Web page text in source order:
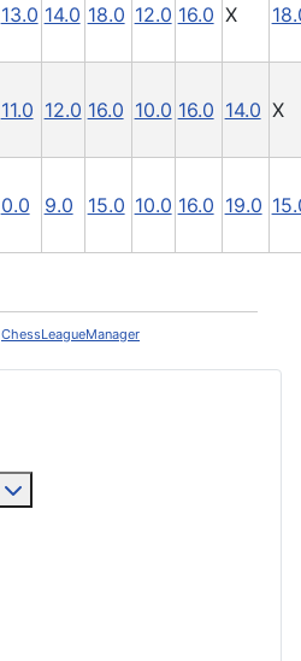
13.0 14.0 18.0 12.0 16.0 X
11.0 12.0 16.0 10.0 16.0 14.0 X
0.0 9.0 15.0 10.0 16.0 19.0
ChessLeagueManager